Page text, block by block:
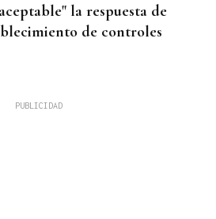
la respuesta de
de controles